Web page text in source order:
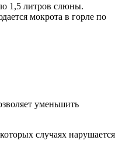
1,5 литров слюны.
мокрота в горле по
уменьшить
случаях нарушается